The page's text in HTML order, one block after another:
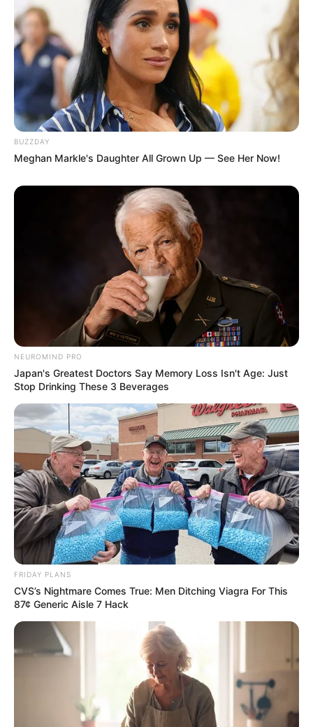
BUZZDAY
Meghan Markle's Daughter All Grown Up — See Her Now!
NEUROMIND PRO
Japan's Greatest Doctors Say Memory Loss Isn't Age: Just
Stop Drinking These 3 Beverages
FRIDAY PLANS
CVS’s Nightmare Comes True: Men Ditching Viagra For This
87¢ Generic Aisle 7 Hack